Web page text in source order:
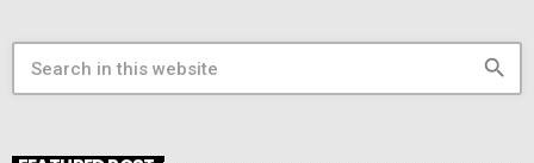
search